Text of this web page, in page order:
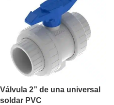
Válvula 2” de una universal
soldar PVC